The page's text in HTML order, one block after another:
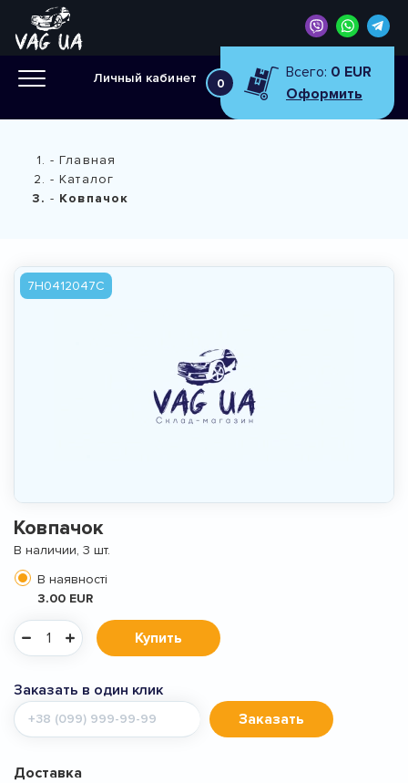
Личный кабинет 0
Всего: 0 EUR
Оформить
Главная
Каталог
Ковпачок
7H0412047C
Ковпачок
В наличии, 3 шт.
В наявності
3.00 EUR
Купить
Заказать в один клик
Мобильный
телефон
Заказать
Доставка